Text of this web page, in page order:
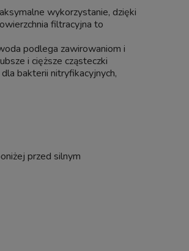
wykorzystanie, dzięki
filtracyjna to
podlega zawirowaniom i
i cięższe cząsteczki
bakterii nitryfikacyjnych,
przed silnym